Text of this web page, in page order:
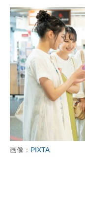
画像： PIXTA